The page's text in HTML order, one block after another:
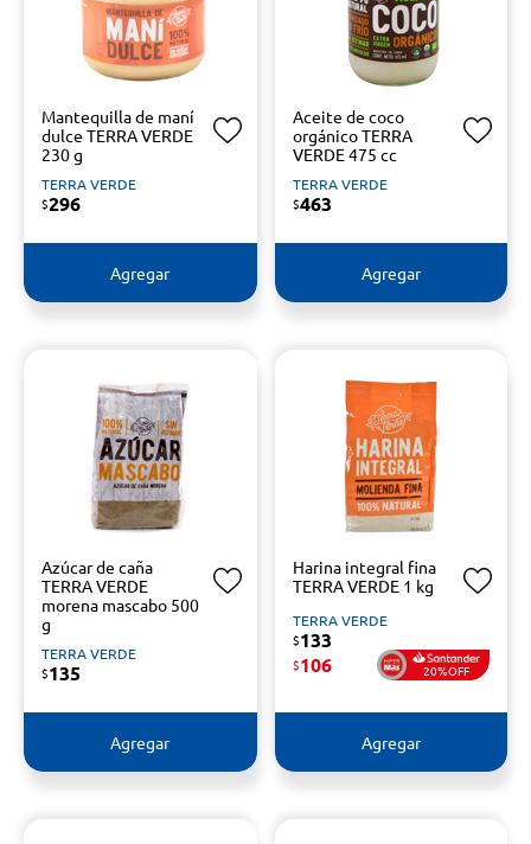
Mantequilla de maní
dulce TERRA VERDE
230 g
TERRA VERDE
$296
Agregar
Aceite de coco
orgánico TERRA
VERDE 475 cc
TERRA VERDE
$463
Agregar
Azúcar de caña
TERRA VERDE
morena mascabo 500
g
TERRA VERDE
$135
Agregar
Harina integral fina
TERRA VERDE 1 kg
TERRA VERDE
$133
$106 20%OFF
Agregar